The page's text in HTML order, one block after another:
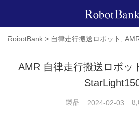
RobotBank > 自律走行搬送ロボット
AMR 自律走行搬送ロボッ
製品 2024-02-03